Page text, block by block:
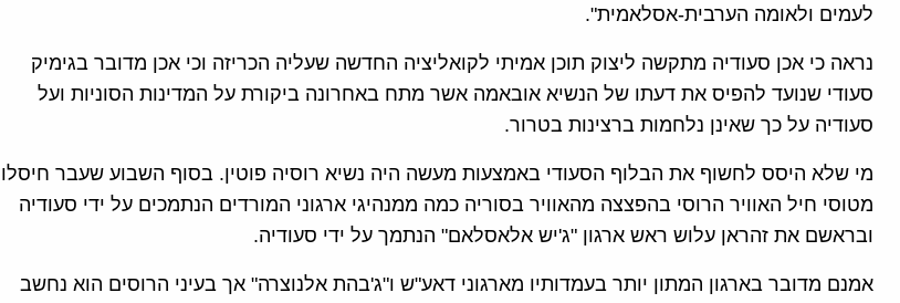
לעמים ולאומה הערבית-אסלאמית".
נראה כי אכן סעודיה מתקשה ליצוק תוכן אמיתי לקואליציה החדשה שעליה הכריזה וכי אכן מדובר בגימיק
סעודי שנועד להפיס את דעתו של הנשיא אובאמה אשר מתח באחרונה ביקורת על המדינות הסוניות ועל
סעודיה על כך שאינן נלחמות ברצינות בטרור.
מי שלא היסס לחשוף את הבלוף הסעודי באמצעות מעשה היה נשיא רוסיה פוטין. בסוף השבוע שעבר חיסלו
מטוסי חיל האוויר הרוסי בהפצצה מהאוויר בסוריה כמה ממנהיגי ארגוני המורדים הנתמכים על ידי סעודיה
ובראשם את זהראן עלוש ראש ארגון "ג'יש אלאסלאם" הנתמך על ידי סעודיה.
אמנם מדובר בארגון המתון יותר בעמדותיו מארגוני דאע"ש ו"ג'בהת אלנוצרה" אך בעיני הרוסים הוא נחשב